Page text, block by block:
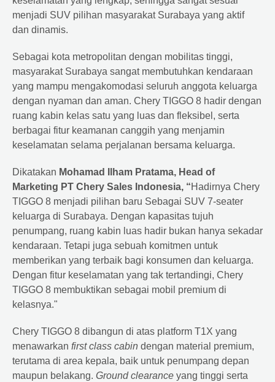
menjadi SUV pilihan masyarakat Surabaya yang aktif
dan dinamis.
Sebagai kota metropolitan dengan mobilitas tinggi,
masyarakat Surabaya sangat membutuhkan kendaraan
yang mampu mengakomodasi seluruh anggota keluarga
dengan nyaman dan aman. Chery TIGGO 8 hadir dengan
ruang kabin kelas satu yang luas dan fleksibel, serta
berbagai fitur keamanan canggih yang menjamin
keselamatan selama perjalanan bersama keluarga.
Dikatakan Mohamad Ilham Pratama, Head of
Marketing PT Chery Sales Indonesia, “Hadirnya Chery
TIGGO 8 menjadi pilihan baru Sebagai SUV 7-seater
keluarga di Surabaya. Dengan kapasitas tujuh
penumpang, ruang kabin luas hadir bukan hanya sekadar
kendaraan. Tetapi juga sebuah komitmen untuk
memberikan yang terbaik bagi konsumen dan keluarga.
Dengan fitur keselamatan yang tak tertandingi, Chery
TIGGO 8 membuktikan sebagai mobil premium di
kelasnya."
Chery TIGGO 8 dibangun di atas platform T1X yang
menawarkan first class cabin dengan material premium,
terutama di area kepala, baik untuk penumpang depan
maupun belakang. Ground clearance yang tinggi serta